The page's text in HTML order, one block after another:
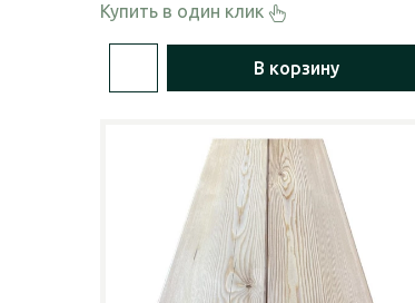
Купить в один клик
В корзину